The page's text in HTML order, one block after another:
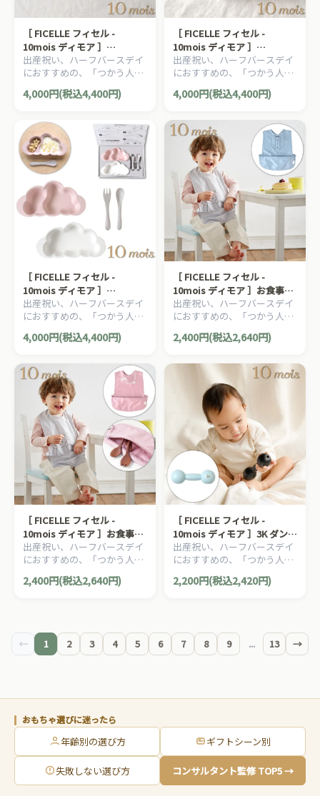
［ FICELLE フィセル -
10mois ディモア ］
mamamanma マママンマ
プレートセット フレンチバニ
ラ 日本製 お食い初め ベビー
食器 カトラリー 抗菌 電子レ
出産祝い、ハーフバースデイ
におすすめの、「つかう人が
大切に出産準備グッズ、
ビー用品です。
4,000円(税込4,400円)
［ FICELLE フィセル -
10mois ディモア ］
mamamanma マママンマ
プレートセット ブルー 日本
製 お食い初め ベビー食器 カ
トラリー 抗菌 バイオマス 電
出産祝い、ハーフバースデイ
におすすめの、「つかう人が
大切に出産準備グッズ、
ビー用品です。
4,000円(税込4,400円)
［ FICELLE フィセル -
10mois ディモア ］
mamamanma マママンマ
プレートセット ピンク 日本
製 お食い初め ベビー食器 カ
トラリー 抗菌 バイオマス 電
出産祝い、ハーフバースデイ
におすすめの、「つかう人が
大切に出産準備グッズ、
ビー用品です。
4,000円(税込4,400円)
［ FICELLE フィセル -
10mois ディモア ］お食事ポ
ーチロン 袖なし ブルー 日本
製 撥水 お出かけ
出産祝い、ハーフバースデイ
におすすめの、「つかう人が
大切に出産準備グッズ、
ビー用品です。
2,400円(税込2,640円)
［ FICELLE フィセル -
10mois ディモア ］お食事ポ
ーチロン 袖なし ピンク 日本
製 撥水 お出かけ
出産祝い、ハーフバースデイ
におすすめの、「つかう人が
大切に出産準備グッズ、
2,400円(税込2,640円)
［ FICELLE フィセル -
10mois ディモア ］3K ダンベ
ルベル ブルー 日本製 木製 ガ
ラガラ ラトル ベビトレ 木の
おもちゃ
出産祝い、ハーフバースデイ
におすすめの、「つかう人が
大切に出産準備グッズ、
2,200円(税込2,420円)
← 1 2 3 4 5 6 7 8 9 ... 13 →
おもちゃ選びに迷ったら
年齢別の選び方 ギフトシーン別
失敗しない選び方 コンサルタント監修 TOP5 →